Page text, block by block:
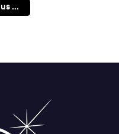
...